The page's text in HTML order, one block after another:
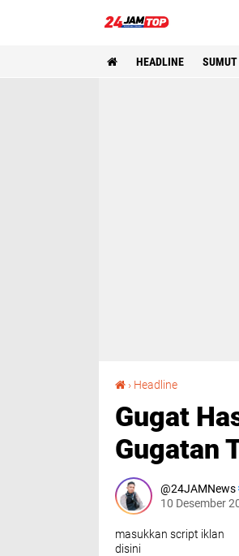
HEADLINE SUMUT
› Headline
Gugat
Gugatan
24JAMNews
10 Desember
masukkan script iklan
disini